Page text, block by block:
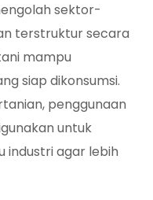
sektor-
terstruktur secara
mampu
siap dikonsumsi.
penggunaan
untuk
industri agar lebih